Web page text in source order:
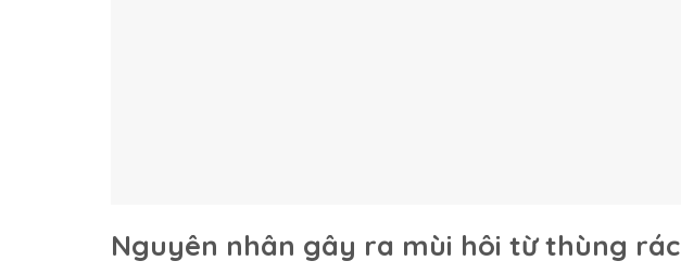
Nguyên nhân gây ra mùi hôi từ thùng rác